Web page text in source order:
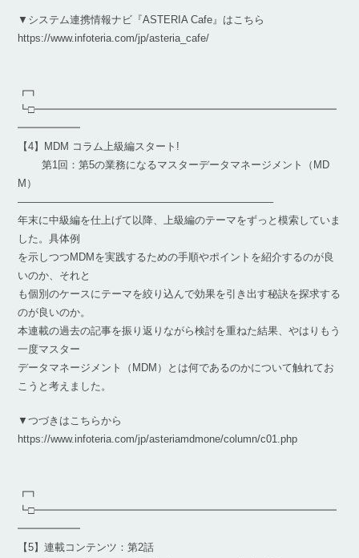
▼システム連携情報ナビ『ASTERIA Cafe』はこちら
https://www.infoteria.com/jp/asteria_cafe/
┏┓
┗□━━━━━━━━━━━━━━━━━━━━━━━━━━━━━
━━━━━━
【4】MDM コラム上級編スタート!
第1回：第5の業務になるマスターデータマネージメント（MD
M）
————————————————————————–
年末に中級編を仕上げて以降、上級編のテーマをずっと模索していま
した。具体例
を示しつつMDMを実践するための手順やポイントを紹介するのが良
いのか、それと
も個別のケースにテーマを絞り込んで効果を引き出す秘訣を探求する
のが良いのか。
本連載の過去の記事を振り返りながら検討を重ねた結果、やはりもう
一度マスター
データマネージメント（MDM）とは何であるのかについて触れてお
こうと考えました。
▼つづきはこちらから
https://www.infoteria.com/jp/asteriamdmone/column/c01.php
┏┓
┗□━━━━━━━━━━━━━━━━━━━━━━━━━━━━━
━━━━━━
【5】連載コンテンツ：第2話